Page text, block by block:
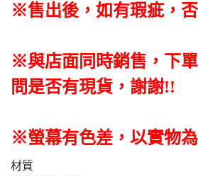
※售出後，如有瑕疵，
※與店面同時銷售 ， 下
問是否有現貨，謝謝!!
※螢幕有色差，以實物
材質